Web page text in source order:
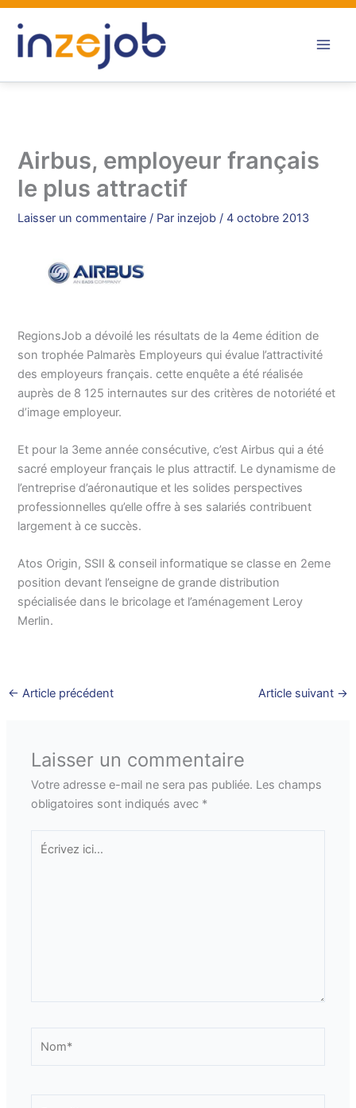
Aller
contenu
Airbus, employeur français
le plus attractif
Laisser un commentaire / Par inzejob/4 octobre 2013
RegionsJob a dévoilé les résultats de la 4eme édition de
son trophée Palmarès Employeurs qui évalue l’attractivité
des employeurs français. cette enquête a été réalisée
auprès de 8 125 internautes sur des critères de notoriété et
d’image employeur.
Et pour la 3eme année consécutive, c’est Airbus qui a été
sacré employeur français le plus attractif. Le dynamisme de
l’entreprise d’aéronautique et les solides perspectives
professionnelles qu’elle offre à ses salariés contribuent
largement à ce succès.
Atos Origin, SSII & conseil informatique se classe en 2eme
position devant l’enseigne de grande distribution
spécialisée dans le bricolage et l’aménagement Leroy
Merlin.
← Article précédent Article suivant →
Laisser un commentaire
Votre adresse e-mail ne sera pas publiée. Les champs
obligatoires sont indiqués avec *
Écrivez